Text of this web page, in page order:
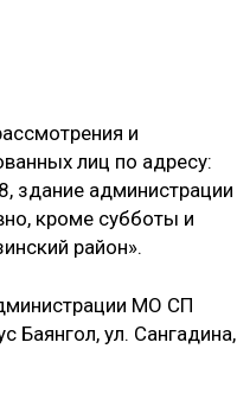
и
лиц по адресу:
здание администрации
кроме субботы и
район».
МО СП
Баянгол, ул. Сангадина,